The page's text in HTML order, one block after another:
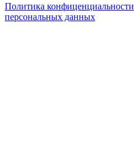
Политика конфиценциальности
персональных данных